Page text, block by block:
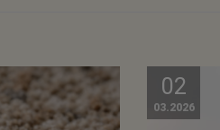
02
03.2026